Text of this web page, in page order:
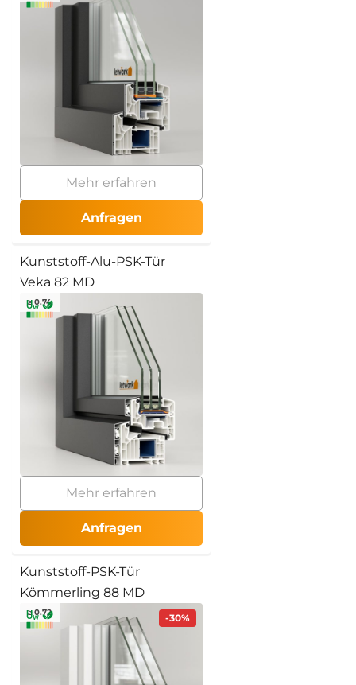
Mehr erfahren
Anfragen
Kunststoff-Alu-PSK-Tür
Veka 82 MD
≥ 0.74
Mehr erfahren
Anfragen
Kunststoff-PSK-Tür
Kömmerling 88 MD
-30%
≥ 0.72